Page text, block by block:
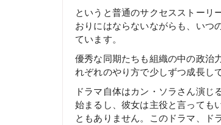
というと普通のサクセスストーリ
おりにはならないながらも、いつ
ています。
優秀な同期たちも組織の中の政治
れぞれのやり方で少しずつ成長し
ドラマ自体はカン・ソラさん演
始まるし、彼女は主役と言っても
ともありません。このドラマ、ド